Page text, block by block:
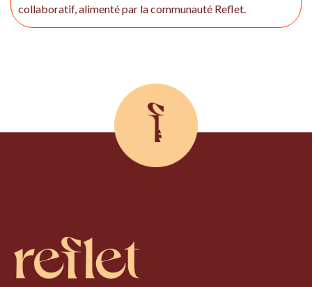
collaboratif, alimenté par la communauté Reflet.